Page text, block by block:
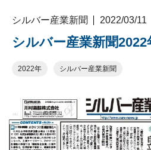
シルバー産業新聞 2022/03/11
シルバー産業新聞2022
2022年 シルバー産業新聞